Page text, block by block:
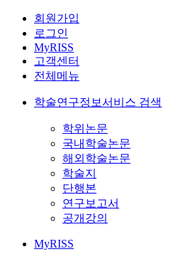
회원가입
로그인
MyRISS
고객센터
전체메뉴
학술연구정보서비스 검색
학위논문
국내학술논문
해외학술논문
학술지
단행본
연구보고서
공개강의
MyRISS